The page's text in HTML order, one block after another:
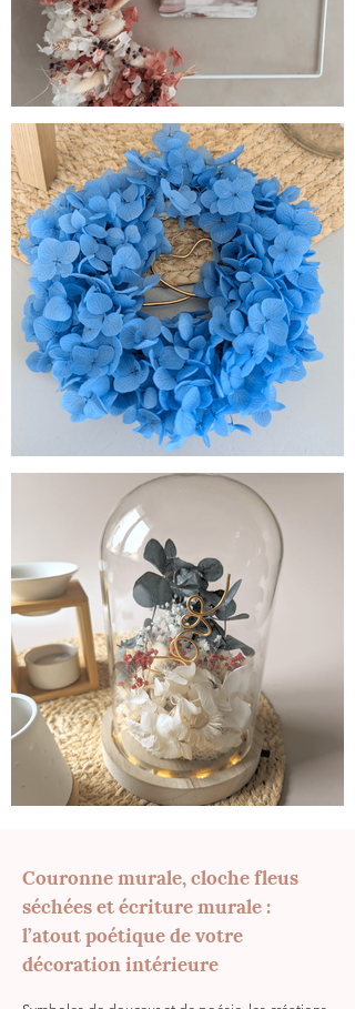
Couronne murale, cloche fleus
séchées et écriture murale :
l’atout poétique de votre
décoration intérieure